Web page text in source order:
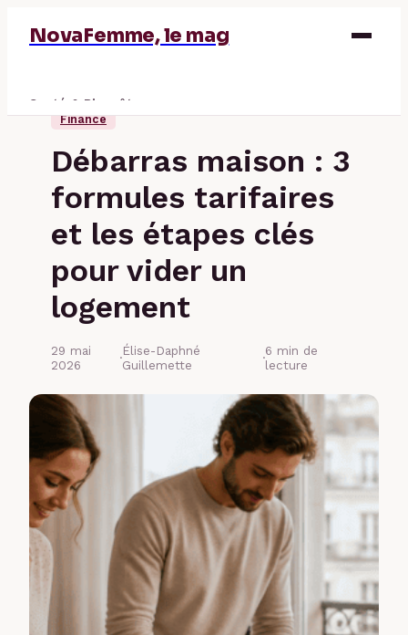
NovaFemme, le mag
Santé & Bien-être
Finance
Débarras maison : 3
formules tarifaires
et les étapes clés
pour vider un
logement
29 mai
2026
·Élise-Daphné
Guillemette
·6 min de
lecture